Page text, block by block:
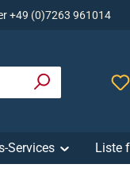
+49 (0)7263 961014
Services Liste